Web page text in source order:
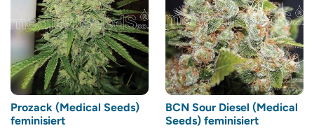
Prozack (Medical Seeds)
feminisiert
BCN Sour Diesel (Medical
Seeds) feminisiert